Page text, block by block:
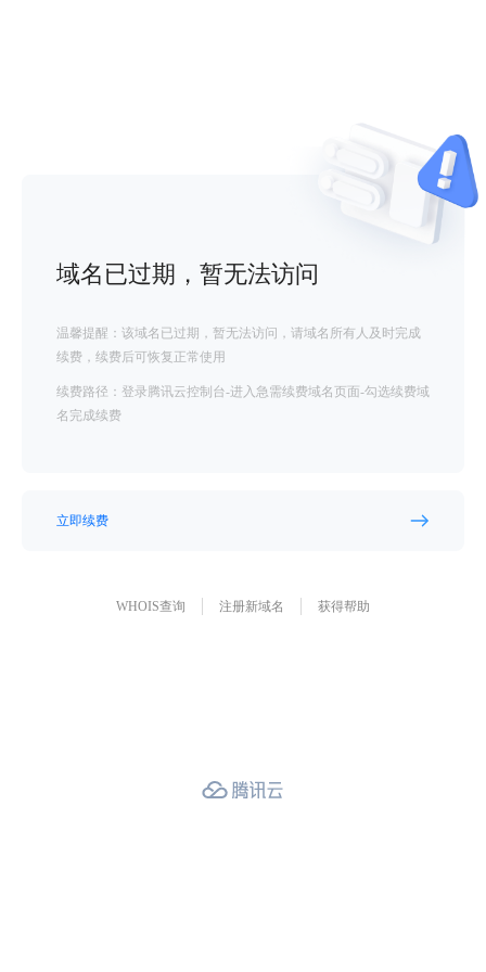
域名已过期，暂无法访问
温馨提醒：该域名已过期，暂无法访问，请域名所有人及时完成
续费，续费后可恢复正常使用
续费路径：登录腾讯云控制台-进入急需续费域名页面-勾选续费域
名完成续费
立即续费
WHOIS查询 注册新域名 获得帮助